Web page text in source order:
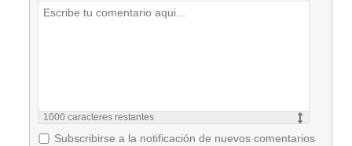
1000 caracteres restantes
Subscribirse a la notificación de nuevos comentarios